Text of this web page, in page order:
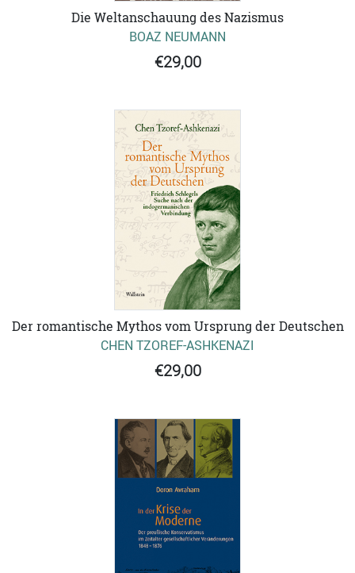
Die Weltanschauung des Nazismus
BOAZ NEUMANN
€29,00
Der romantische Mythos vom Ursprung der Deutschen
CHEN TZOREF-ASHKENAZI
€29,00